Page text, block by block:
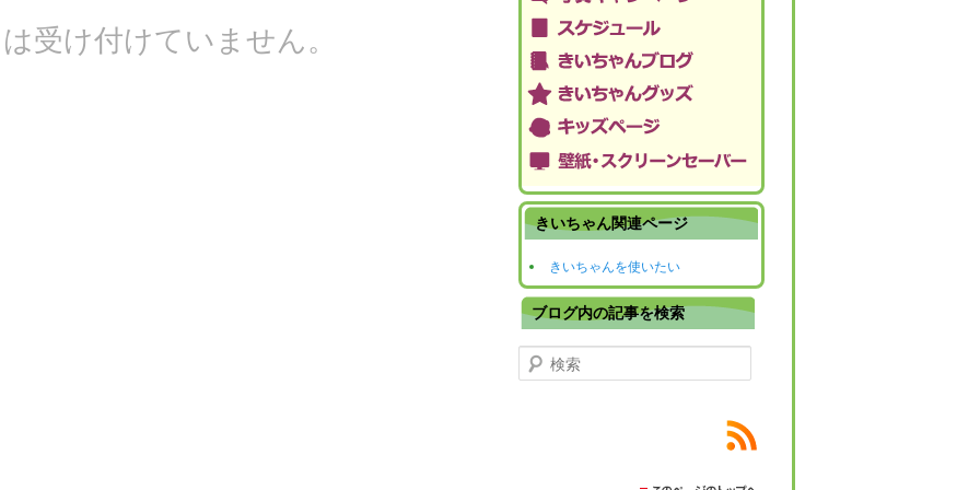
受け付けていません。
きいちゃん関連ページ
きいちゃんを使いたい
ブログ内の記事を検索
検索